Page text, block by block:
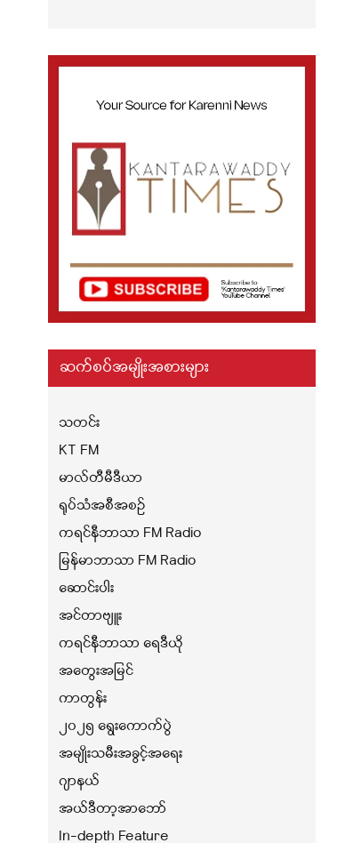
ဆက်စပ်အမျိုးအစားများ
သတင်း
KT FM
မာလ်တီမီဒီယာ
ရုပ်သံအစီအစဉ်
ကရင်နီဘာသာ FM Radio
မြန်မာဘာသာ FM Radio
ဆောင်းပါး
အင်တာဗျူး
ကရင်နီဘာသာ ရေဒီယို
အတွေးအမြင်
ကာတွန်း
၂၀၂၅ ရွေးကောက်ပွဲ
အမျိုးသမီးအခွင့်အရေး
ဂျာနယ်
အယ်ဒီတာ့အာဘော်
In-depth Feature